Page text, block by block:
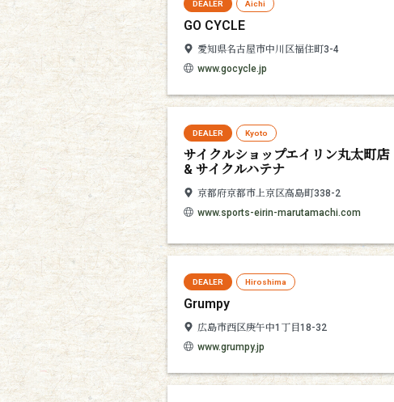
DEALER Aichi
GO CYCLE
愛知県名古屋市中川区福住町3-4
www.gocycle.jp
DEALER Kyoto
サイクルショップエイリン丸太町店
& サイクルハテナ
京都府京都市上京区高島町338-2
www.sports-eirin-marutamachi.com
DEALER Hiroshima
Grumpy
広島市西区庚午中1丁目18-32
www.grumpy.jp